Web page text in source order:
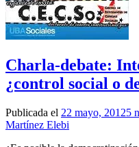
Charla-debate:
¿control social o
Publicada el 22 mayo, 20125
Martínez Elebi